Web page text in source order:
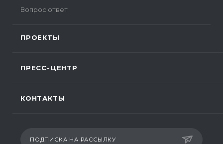
Вопрос ответ
ПРОЕКТЫ
ПРЕСС-ЦЕНТР
КОНТАКТЫ
ПОДПИСКА НА РАССЫЛКУ